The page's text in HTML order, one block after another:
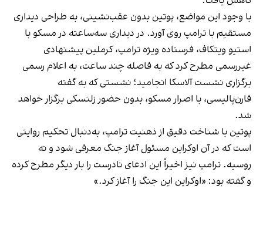
با وجود این مواضع، پوتین بدون عقب‌نشینی، به طراحی دیداری
مستقیم با ترامپ روی آورد. در دیداری سه‌ساعته در مسکو با
استیو ویتکاف، فرستاده ویژه ترامپ، کرملین پیشنهادی
غیررسمی مطرح کرد که به فاصله چند ساعت، به اعلام رسمی
برگزاری نشست آلاسکا انجامید؛ نشستی که به گفته
فارن‌پالیسی، با اصرار مسکو، بدون حضور زلنسکی برگزار خواهد
شد.
پوتین با شناخت دقیق از ذهنیت ترامپ، به‌دنبال تحکیم روایتی
است که در آن اوکراین مسئول آغاز جنگ معرفی شود و نه
روسیه. ترامپ نیز اخیراً این ادعای نادرست را بار دیگر مطرح کرده
و گفته بود: «اوکراین این جنگ را آغاز کرد.»